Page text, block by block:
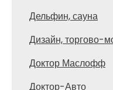
Дельфин, сауна
Дизайн, торгово-
Доктор Маслофф
Доктор-Авто